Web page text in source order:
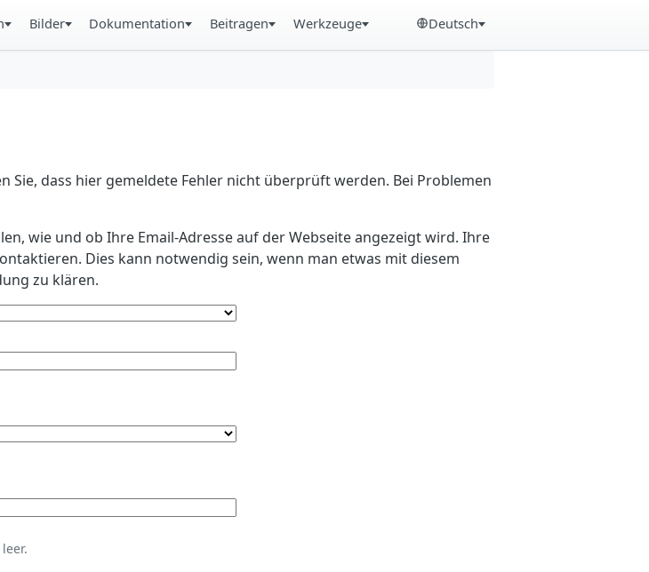
Bilder Dokumentation Beitragen Werkzeuge Deutsch
Sie, dass hier gemeldete Fehler nicht überprüft werden. Bei Problemen
wie und ob Ihre Email-Adresse auf der Webseite angezeigt wird. Ihre
Dies kann notwendig sein, wenn man etwas mit diesem
zu klären.